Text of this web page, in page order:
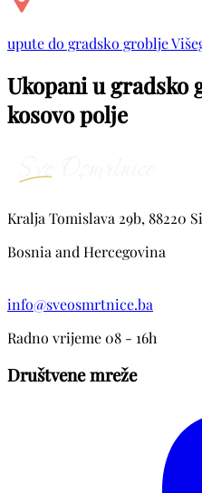
upute do gradsko groblje
Ukopani u gradsko
kosovo polje
Kralja Tomislava 29b, 88220
Bosnia and Hercegovina
info@sveosmrtnice.ba
Radno vrijeme 08 - 16h
Društvene mreže